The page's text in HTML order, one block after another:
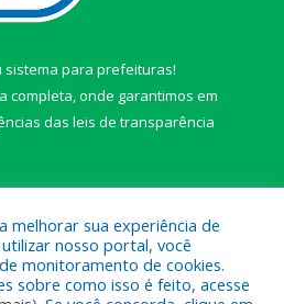
sistema para prefeituras!
completa, onde garantimos em
das leis de transparência
melhorar sua experiência de
nosso portal, você
monitoramento de cookies.
sobre como isso é feito, acesse